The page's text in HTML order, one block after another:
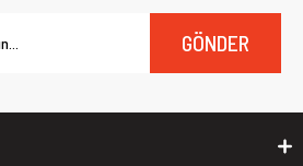
GÖNDER